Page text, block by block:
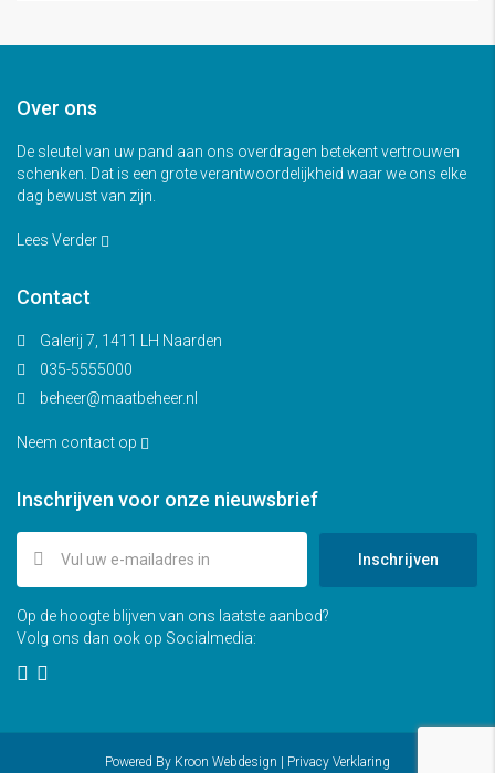
Over ons
De sleutel van uw pand aan ons overdragen betekent vertrouwen
schenken. Dat is een grote verantwoordelijkheid waar we ons elke
dag bewust van zijn.
Lees Verder
Contact
Galerij 7, 1411 LH Naarden
035-5555000
beheer@maatbeheer.nl
Neem contact op
Inschrijven voor onze nieuwsbrief
Inschrijven
Op de hoogte blijven van ons laatste aanbod?
Volg ons dan ook op Socialmedia:
Powered By Kroon Webdesign Privacy Verklaring